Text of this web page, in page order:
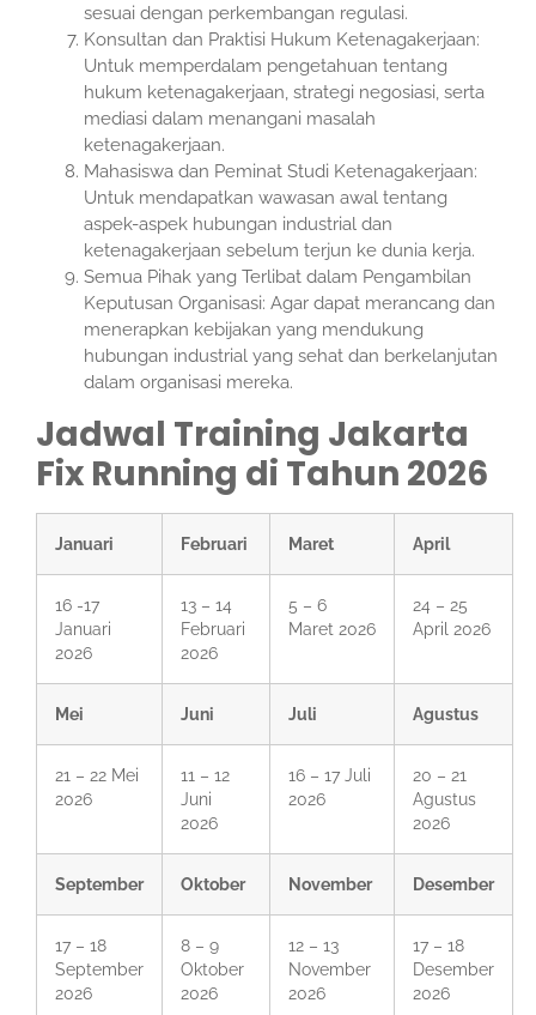
sesuai dengan perkembangan regulasi.
Konsultan dan Praktisi Hukum Ketenagakerjaan:
Untuk memperdalam pengetahuan tentang
hukum ketenagakerjaan, strategi negosiasi, serta
mediasi dalam menangani masalah
ketenagakerjaan.
Mahasiswa dan Peminat Studi Ketenagakerjaan:
Untuk mendapatkan wawasan awal tentang
aspek-aspek hubungan industrial dan
ketenagakerjaan sebelum terjun ke dunia kerja.
Semua Pihak yang Terlibat dalam Pengambilan
Keputusan Organisasi: Agar dapat merancang dan
menerapkan kebijakan yang mendukung
hubungan industrial yang sehat dan berkelanjutan
dalam organisasi mereka.
Jadwal Training Jakarta
Fix Running di Tahun 2026
Januari Februari Maret April
16 -17
Januari
2026
13 – 14
Februari
2026
5 – 6
Maret 2026
24 – 25
April 2026
Mei Juni Juli Agustus
21 – 22 Mei
2026
11 – 12
Juni
2026
16 – 17 Juli
2026
20 – 21
Agustus
2026
September Oktober November Desember
17 – 18
September
2026
8 – 9
Oktober
2026
12 – 13
November
2026
17 – 18
Desember
2026